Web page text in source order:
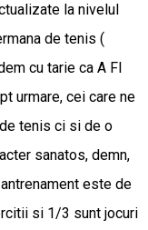
la nivelul
de tenis (
cu tarie ca A FI
urmare, cei care ne
tenis ci si de o
sanatos, demn,
este de
si 1/3 sunt jocuri